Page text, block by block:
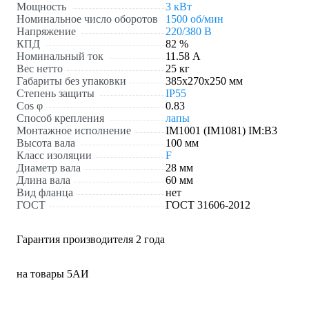
Мощность
3 кВт
Номинальное число оборотов
1500 об/мин
Напряжение
220/380 В
КПД
82 %
Номинальный ток
11.58 А
Вес нетто
25 кг
Габариты без упаковки
385х270х250 мм
Степень защиты
IP55
Cos φ
0.83
Способ крепления
лапы
Монтажное исполнение
IM1001 (IM1081) IM:B3
Высота вала
100 мм
Класс изоляции
F
Диаметр вала
28 мм
Длина вала
60 мм
Вид фланца
нет
ГОСТ
ГОСТ 31606-2012
Гарантия производителя 2 года
на товары 5АИ